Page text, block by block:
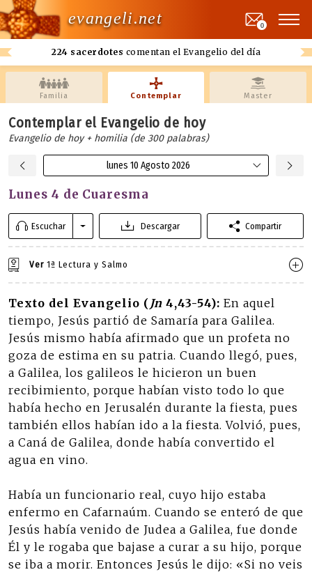
evangeli.net
224 sacerdotes comentan el Evangelio del día
0
Familia Contemplar Master
Contemplar el Evangelio de hoy
Evangelio de hoy + homilia (de 300 palabras)
lunes 10 Agosto 2026
Lunes 4 de Cuaresma
Escuchar Descargar Compartir
Ver 1ª Lectura y Salmo
Texto del Evangelio ( Jn 4,43-54): En aquel
tiempo, Jesús partió de Samaría para Galilea.
Jesús mismo había afirmado que un profeta no
goza de estima en su patria. Cuando llegó, pues,
a Galilea, los galileos le hicieron un buen
recibimiento, porque habían visto todo lo que
había hecho en Jerusalén durante la fiesta, pues
también ellos habían ido a la fiesta. Volvió, pues,
a Caná de Galilea, donde había convertido el
agua en vino.
Había un funcionario real, cuyo hijo estaba
enfermo en Cafarnaúm. Cuando se enteró de que
Jesús había venido de Judea a Galilea, fue donde
Él y le rogaba que bajase a curar a su hijo, porque
se iba a morir. Entonces Jesús le dijo: «Si no veis